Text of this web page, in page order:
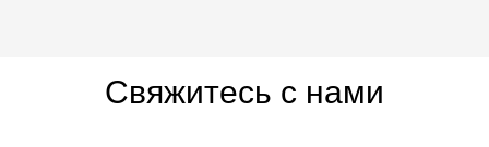
Свяжитесь с нами